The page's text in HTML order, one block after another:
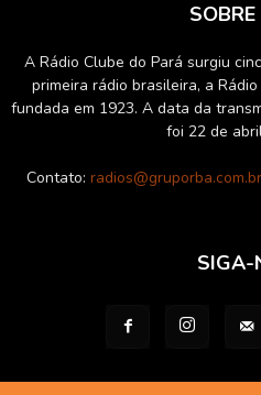
A Rádio Clube do Pará surgiu
primeira rádio brasileira, a
fundada em 1923. A data da
foi 22 de
Contato:
SIGA-